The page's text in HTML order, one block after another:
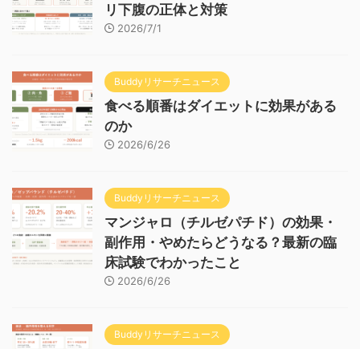
リ下腹の正体と対策
2026/7/1
Buddyリサーチニュース
食べる順番はダイエットに効果がある
のか
2026/6/26
Buddyリサーチニュース
マンジャロ（チルゼパチド）の効果・
副作用・やめたらどうなる？最新の臨
床試験でわかったこと
2026/6/26
Buddyリサーチニュース